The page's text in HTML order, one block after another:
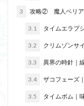
3 攻略② 魔人ベリア
3.1 タイムエラプ
3.2 クリムゾンサ
3.3 異界の時針｜
3.4 ザコフェーズ
3.5 タイムボム｜